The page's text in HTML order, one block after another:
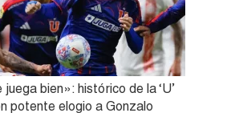
bien»: histórico de la ‘U’
potente elogio a Gonzalo